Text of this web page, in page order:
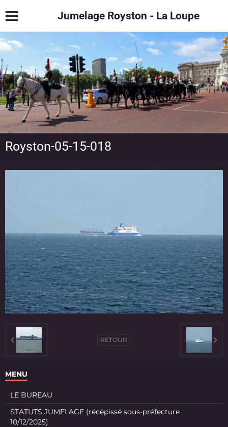
Jumelage Royston - La Loupe
Royston-05-15-018
RETOUR
MENU
LE BUREAU
STATUTS JUMELAGE (récépissé sous-préfecture
10/12/2025)